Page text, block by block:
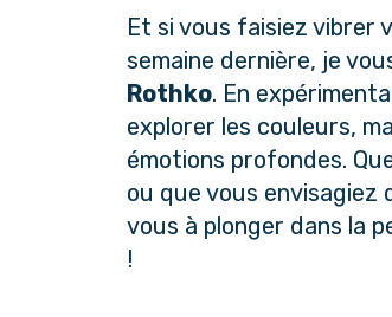
Et si vous faisiez vibrer
semaine dernière, je
Rothko. En
explorer les couleurs,
émotions profondes.
ou que vous
vous à plonger dans la
!